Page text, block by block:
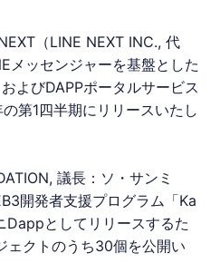
（LINE NEXT INC., 代
メッセンジャーを基盤とした
よびDAPPポータルサービス
第1四半期にリリースいたし
議長：ソ・サンミ
開発者支援プログラム「Ka
Dappとしてリリースするた
ェクトのうち30個を公開い